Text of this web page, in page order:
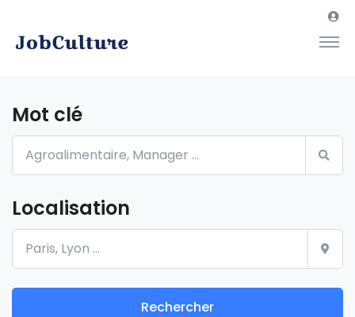
Mot clé
Localisation
Rechercher